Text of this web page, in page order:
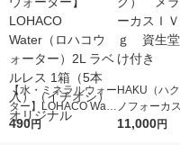
【水・ミネラルウォー
ター】LOHACO Wate
r（ロハコウォータ
490円
HAKU（ハ
ノフォーカ
5ｇ 資生堂
11,000円